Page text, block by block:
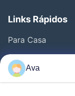
Links Rápidos
Para Casa
Produtos
Vídeos
Ava